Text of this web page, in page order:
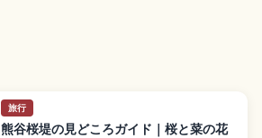
旅行
熊谷桜堤の見どころガイド｜桜と菜の花